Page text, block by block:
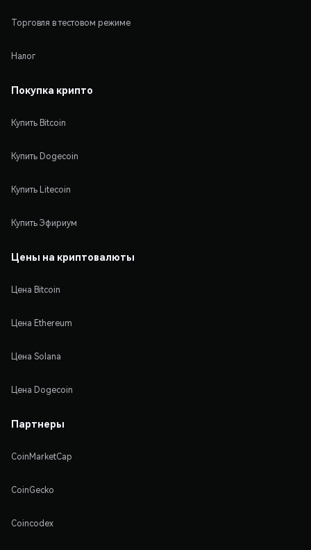
Торговля в тестовом режиме
Налог
Покупка крипто
Купить Bitcoin
Купить Dogecoin
Купить Litecoin
Купить Эфириум
Цены на криптовалюты
Цена Bitcoin
Цена Ethereum
Цена Solana
Цена Dogecoin
Партнеры
CoinMarketCap
CoinGecko
Coincodex